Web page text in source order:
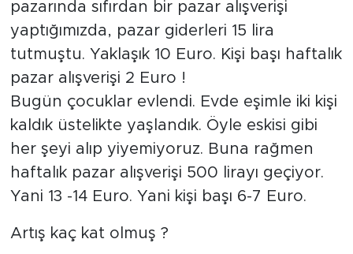
pazarında sıfırdan bir pazar alışverişi
yaptığımızda, pazar giderleri 15 lira
tutmuştu. Yaklaşık 10 Euro. Kişi başı haftalık
pazar alışverişi 2 Euro !
Bugün çocuklar evlendi. Evde eşimle iki kişi
kaldık üstelikte yaşlandık. Öyle eskisi gibi
her şeyi alıp yiyemiyoruz. Buna rağmen
haftalık pazar alışverişi 500 lirayı geçiyor.
Yani 13 -14 Euro. Yani kişi başı 6-7 Euro.
Artış kaç kat olmuş ?